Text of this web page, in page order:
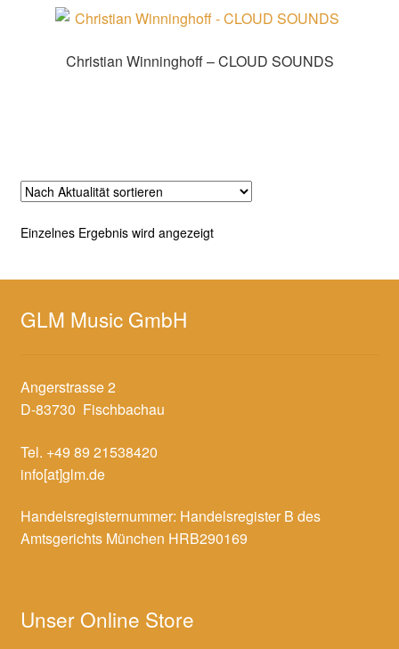
Christian Winninghoff – CLOUD SOUNDS
Einzelnes Ergebnis wird angezeigt
GLM Music GmbH
Angerstrasse 2
D-83730 Fischbachau
Tel. +49 89 21538420
info[at]glm.de
Handelsregisternummer: Handelsregister B des
Amtsgerichts München HRB290169
Unser Online Store